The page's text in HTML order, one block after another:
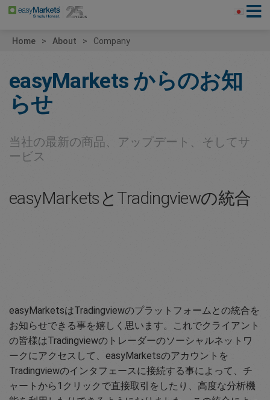
Home About Company
easyMarkets からのお知
らせ
当社の最新の商品、アップデート、そしてサ
ービス
easyMarketsとTradingviewの統合
easyMarketsはTradingviewのプラットフォームとの統合を
お知らせできる事を嬉しく思います。これでクライアント
の皆様はTradingviewのトレーダーのソーシャルネットワ
ークにアクセスして、easyMarketsのアカウントを
Tradingviewのインタフェースに接続する事によって、チ
ャートから1クリックで直接取引をしたり、高度な分析機